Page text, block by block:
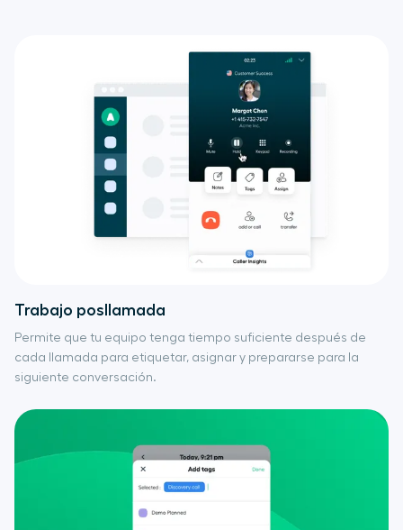
Trabajo posllamada
Permite que tu equipo tenga tiempo suficiente después de
cada llamada para etiquetar, asignar y prepararse para la
siguiente conversación.